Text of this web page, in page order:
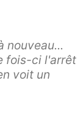
nouveau...
fois-ci l'arrêt
voit un